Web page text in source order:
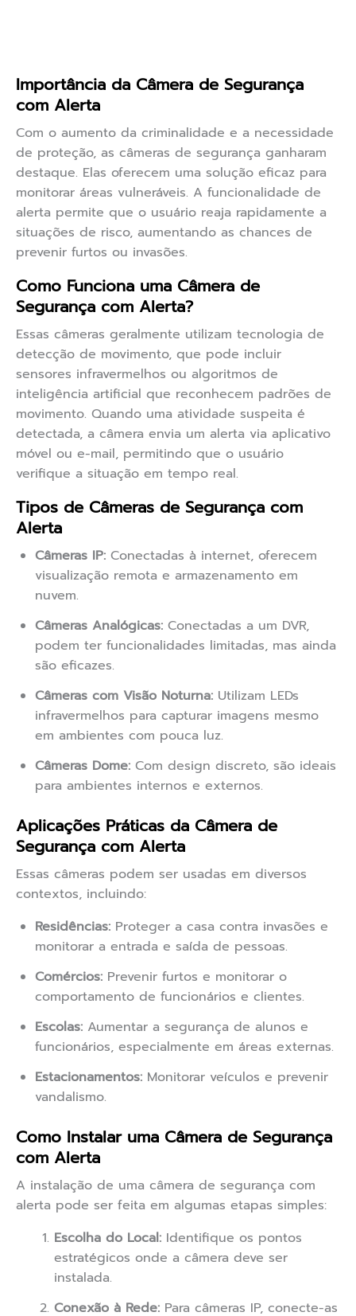
Importância da Câmera de Segurança
com Alerta
Com o aumento da criminalidade e a necessidade
de proteção, as câmeras de segurança ganharam
destaque. Elas oferecem uma solução eficaz para
monitorar áreas vulneráveis. A funcionalidade de
alerta permite que o usuário reaja rapidamente a
situações de risco, aumentando as chances de
prevenir furtos ou invasões.
Como Funciona uma Câmera de
Segurança com Alerta?
Essas câmeras geralmente utilizam tecnologia de
detecção de movimento, que pode incluir
sensores infravermelhos ou algoritmos de
inteligência artificial que reconhecem padrões de
movimento. Quando uma atividade suspeita é
detectada, a câmera envia um alerta via aplicativo
móvel ou e-mail, permitindo que o usuário
verifique a situação em tempo real.
Tipos de Câmeras de Segurança com
Alerta
Câmeras IP: Conectadas à internet, oferecem
visualização remota e armazenamento em
nuvem.
Câmeras Analógicas: Conectadas a um DVR,
podem ter funcionalidades limitadas, mas ainda
são eficazes.
Câmeras com Visão Noturna: Utilizam LEDs
infravermelhos para capturar imagens mesmo
em ambientes com pouca luz.
Câmeras Dome: Com design discreto, são ideais
para ambientes internos e externos.
Aplicações Práticas da Câmera de
Segurança com Alerta
Essas câmeras podem ser usadas em diversos
contextos, incluindo:
Residências: Proteger a casa contra invasões e
monitorar a entrada e saída de pessoas.
Comércios: Prevenir furtos e monitorar o
comportamento de funcionários e clientes.
Escolas: Aumentar a segurança de alunos e
funcionários, especialmente em áreas externas.
Estacionamentos: Monitorar veículos e prevenir
vandalismo.
Como Instalar uma Câmera de Segurança
com Alerta
A instalação de uma câmera de segurança com
alerta pode ser feita em algumas etapas simples:
Escolha do Local: Identifique os pontos
estratégicos onde a câmera deve ser
instalada.
Conexão à Rede: Para câmeras IP, conecte-as